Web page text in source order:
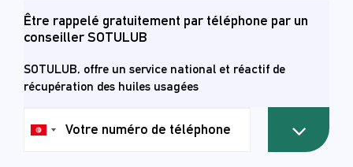
Être rappelé gratuitement par téléphone par un
conseiller SOTULUB
SOTULUB, offre un service national et réactif de
récupération des huiles usagées
هاتفك